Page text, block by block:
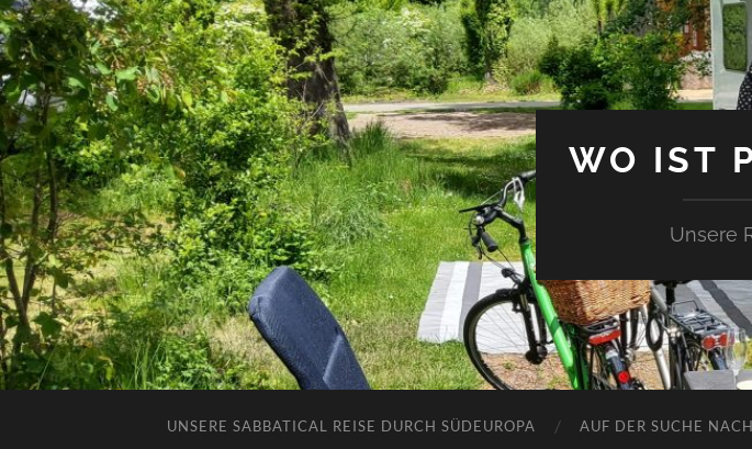
WO IST
Unsere
UNSERE SABBATICAL REISE DURCH SÜDEUROPA AUF DER SUCHE